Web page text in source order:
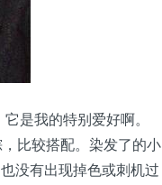
是我的特别爱好啊。
比较搭配。染发了的小
没有出现掉色或刺机过